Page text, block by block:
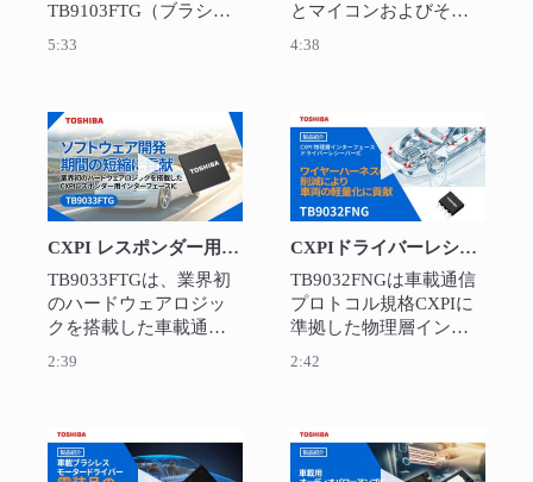
TB9103FTG（ブラシ付
載ボディー系、電動ポ
ンプ、モータージェネ
レーター向けに設計さ
れており、本概要では
両製品を活用したアプ
リケーション例と各製
品の特長を示します。
5:33
とマイコンおよびその
現しており、ECU基板
やシステムの小型化、
基板設計やシステム設
計の簡素化に貢献して
います。
4:38
動画を再生 CXPI レスポンダー用インタフ
CXPI レスポンダー用インタフェースIC TB9033FTG
TB9033FTGは、業界初
のハードウェアロジッ
クを搭載した車載通信
よる送受信とGPIOをハ
ードウェアで制御し、
2:39
動画を再生
CXPIドライバーレシーバーIC TB9032FNG
TB9032FNGは車載通信
プロトコル規格CXPIに
準拠した物理層インタ
とでHMI機器のワイヤー
ハーネスを削減して、
2:42
動画を再生 電装品の安全性を高める新製品
動画を再生 車